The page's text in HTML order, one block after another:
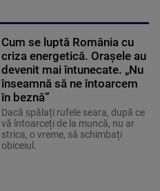
Cum se luptă România cu
criza energetică. Orașele au
devenit mai întunecate. „Nu
înseamnă să ne întoarcem
în beznă”
Dacă spălați rufele seara, după ce
vă întoarceți de la muncă, nu ar
strica, o vreme, să schimbați
obiceiul.